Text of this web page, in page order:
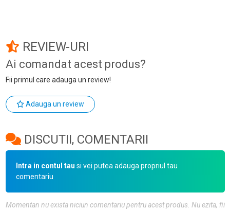
REVIEW-URI
Ai comandat acest produs?
Fii primul care adauga un review!
Adauga un review
DISCUTII, COMENTARII
Intra in contul tau si vei putea adauga propriul tau
comentariu
Momentan nu exista niciun comentariu pentru acest produs. Nu ezita, fii